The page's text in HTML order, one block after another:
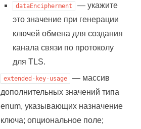
dataEncipherment
— укажите
это значение при генерации
ключей обмена для создания
канала связи по протоколу
для TLS.
extended-key-usage
— массив
дополнительных значений типа
enum, указывающих назначение
ключа; опциональное поле;